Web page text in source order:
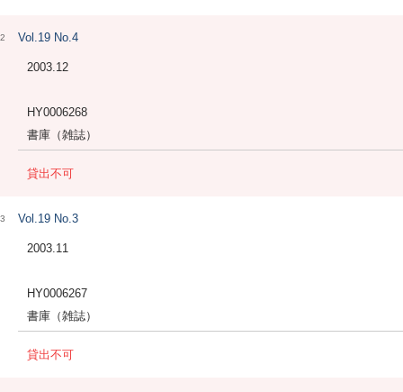
2 Vol.19 No.4
2003.12
HY0006268
書庫（雑誌）
貸出不可
3 Vol.19 No.3
2003.11
HY0006267
書庫（雑誌）
貸出不可